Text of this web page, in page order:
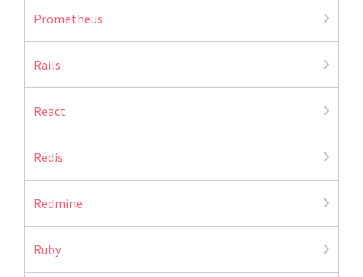
Prometheus
Rails
React
Redis
Redmine
Ruby